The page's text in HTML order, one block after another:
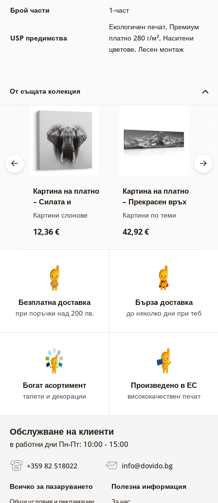
Брой части
1-част
USP предимства
Екологичен печат, Премиум
платно 280 г/м², Наситени
цветове, Лесен монтаж
От същата колекция
Картина на платно
– Силата и
спокойствието на
Картини слонове
12,36 €
Картина на платно
– Прекрасен връх
на планина в
Картини по теми
42,92 €
Безплатна доставка
при поръчки над 200 лв.
Бързa доставка
до няколко дни при теб
Богат асортимент
тапети и декорации
Произведено в ЕС
висококачествен печат
Обслужване на клиенти
в работни дни Пн-Пт: 10:00 - 15:00
+359 82 518022 info@dovido.bg
Всичко за пазаруването Полезна информация